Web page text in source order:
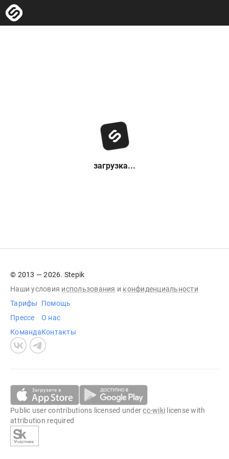
загрузка...
© 2013 — 2026. Stepik
Наши условия использования и конфиденциальности
Тарифы
Прессе
Команда
Помощь
О нас
Контакты
Public user contributions licensed undercc-wiki license with
attribution required